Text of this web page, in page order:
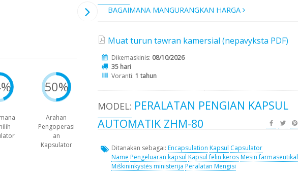
50%
Arahan
Pengoperasi
an
Kapsulator
BAGAIMANA MANGURANGKAN HARGA
Muat turun tawran kamersial (nepavyksta PDF)
Dikemaskinis: 08/10/2026
35 hari
Voranti: 1 tahun
MODEL: PERALATAN PENGIAN KAPSUL
AUTOMATIK ZHM-80
Ditanakan sebagai: Encapsulation Kapsul Capsulator
Name Pengeluaran kapsul Kapsul felin kerosMesin farmaseutikal
Miškininkystės ministerija Peralatan Mengisi